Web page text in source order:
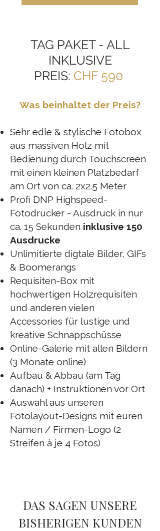
TAG PAKET - ALL
INKLUSIVE
PREIS: CHF 590
Was beinhaltet der Preis?
Sehr edle & stylische Fotobox
aus massiven Holz mit
Bedienung durch Touchscreen
mit einen kleinen Platzbedarf
am Ort von ca. 2x2.5 Meter
Profi DNP Highspeed-
Fotodrucker - Ausdruck in nur
ca. 15 Sekunden inklusive 150
Ausdrucke
Unlimitierte digtale Bilder, GIFs
& Boomerangs
Requisiten-Box mit
hochwertigen Holzrequisiten
und anderen vielen
Accessories für lustige und
kreative Schnappschüsse
Online-Galerie mit allen Bildern
(3 Monate online)
Aufbau & Abbau (am Tag
danach) + Instruktionen vor Ort
Auswahl aus unseren
Fotolayout-Designs mit euren
Namen / Firmen-Logo (2
Streifen à je 4 Fotos)
DAS SAGEN UNSERE
BISHERIGEN KUNDEN